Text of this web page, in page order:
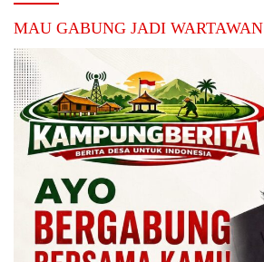
MAU GABUNG JADI WARTAWAN